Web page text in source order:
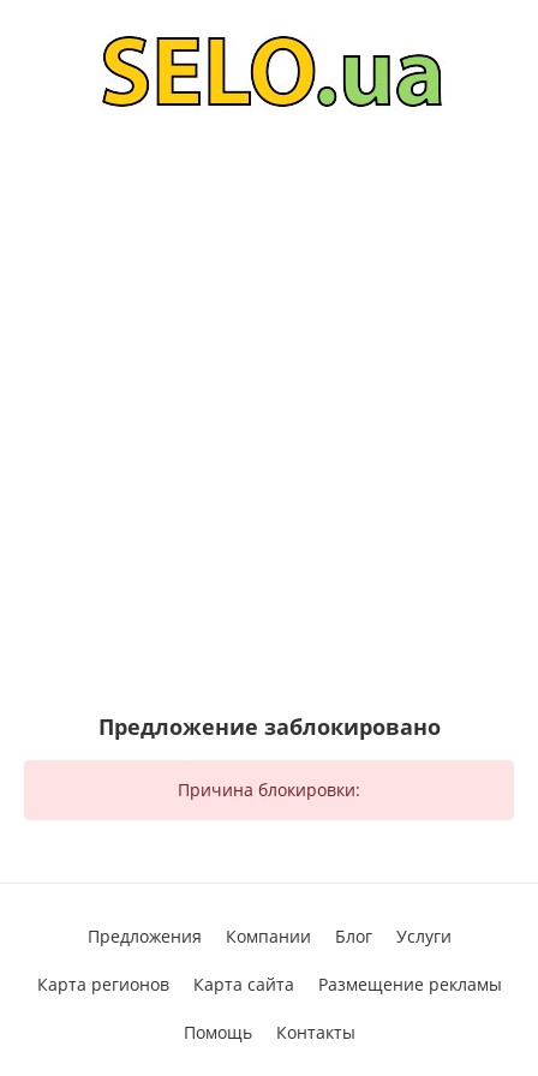
Предложение заблокировано
Причина блокировки:
Предложения Компании Блог Услуги
Карта регионов Карта сайта Размещение рекламы
Помощь Контакты